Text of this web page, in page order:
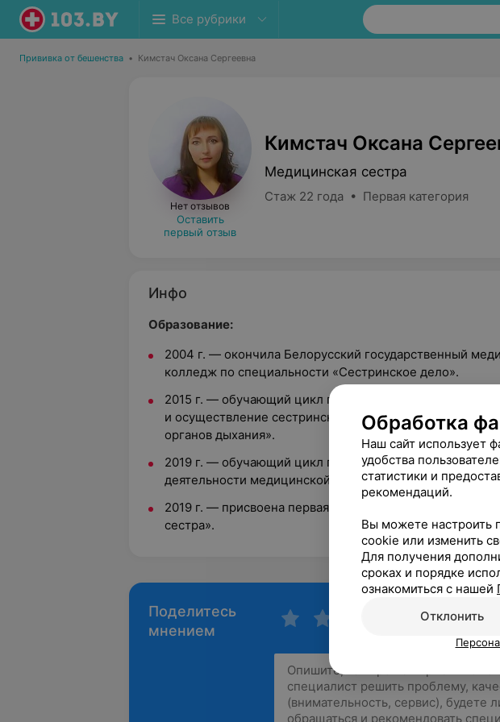
Все рубрики
Прививка от бешенства • Кимстач Оксана Сергеевна
Нет отзывов
Оставить
первый отзыв
Кимстач Оксана
Медицинская сестра
Стаж 22 года • Первая категория
Инфо
Образование:
2004 г. — окончила Белорусский государственный
колледж по специальности «Сестринское дело».
2015 г. — обучающий цикл по программе «Организация
и осуществление сестринского ухода за пациентами с
органов дыхания».
2019 г. — обучающий цикл по программе
деятельности медицинской сестры приемного
2019 г. — присвоена первая категория по квалификации
сестра».
Поделитесь
мнением
Обработка
Наш сайт использует
удобства
статистики и
рекомендаций.
Вы можете настроить
cookie или изменить
Для получения
сроках и порядке
ознакомиться с нашей
Отклонить